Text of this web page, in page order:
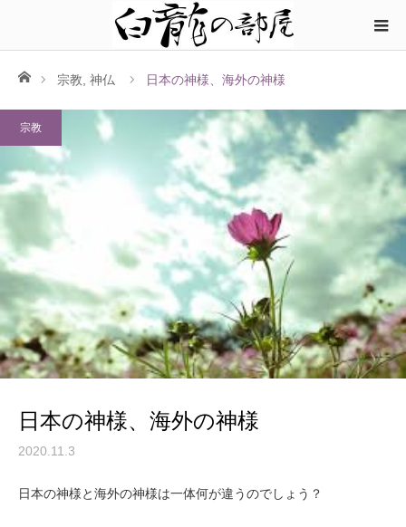
ホーム宗教 神仏 日本の神様、海外の神様
宗教
日本の神様、海外の神様
2020.11.3
日本の神様と海外の神様は一体何が違うのでしょう？